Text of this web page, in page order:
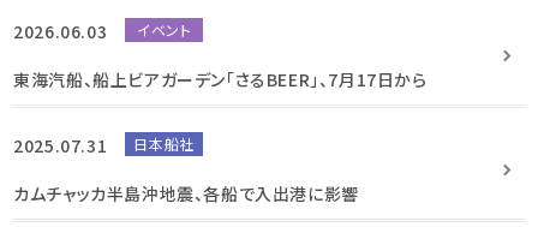
2026.06.03 イベント
東海汽船、船上ビアガーデン「さるBEER」、7月17日から
2025.07.31 日本船社
カムチャッカ半島沖地震、各船で入出港に影響